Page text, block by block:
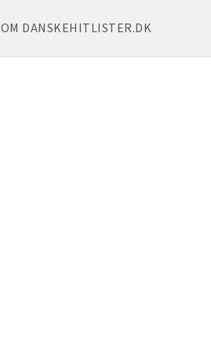
OM DANSKEHITLISTER.DK